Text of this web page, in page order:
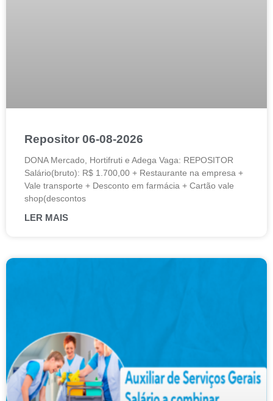
Repositor 06-08-2026
DONA Mercado, Hortifruti e Adega Vaga: REPOSITOR
Salário(bruto): R$ 1.700,00 + Restaurante na empresa +
Vale transporte + Desconto em farmácia + Cartão vale
shop(descontos
LER MAIS